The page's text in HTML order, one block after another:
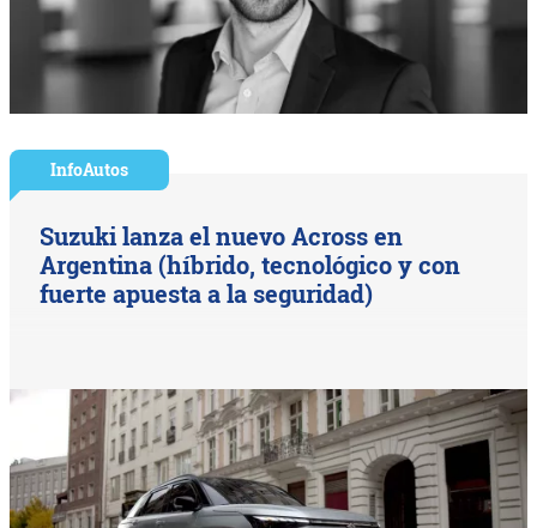
InfoAutos
Suzuki lanza el nuevo Across en
Argentina (híbrido, tecnológico y con
fuerte apuesta a la seguridad)